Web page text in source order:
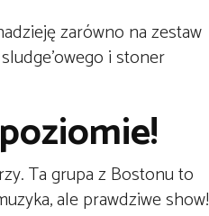
zarówno na zestaw
i stoner
Ta grupa z Bostonu to
ale prawdziwe show!